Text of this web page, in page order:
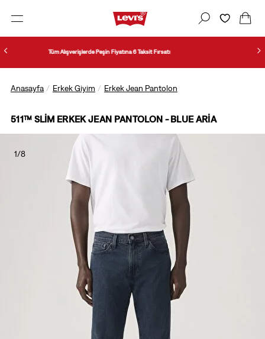
Öğrenci İndirimi şart ve koşullarını öğrenmek için tıklayın.
Anasayfa Erkek Giyim Erkek Jean Pantolon
511™ SLIM ERKEK JEAN PANTOLON - BLUE ARIA
1/8